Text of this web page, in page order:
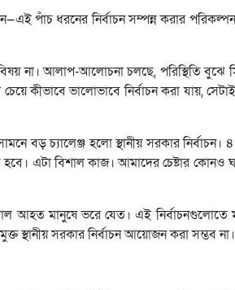
পাঁচ ধরনের নির্বাচন সম্পন্ন করার
না। আলাপ-আলোচনা চলছে, পরিস্থিতি বুঝে
কীভাবে ভালোভাবে নির্বাচন করা যায়,
বড় চ্যালেঞ্জ হলো স্থানীয় সরকার নির্বাচন।
এটা বিশাল কাজ। আমাদের চেষ্টার কোনও
আহত মানুষে ভরে যেত। এই নির্বাচনগুলোতে
সরকার নির্বাচন আয়োজন করা সম্ভব না।